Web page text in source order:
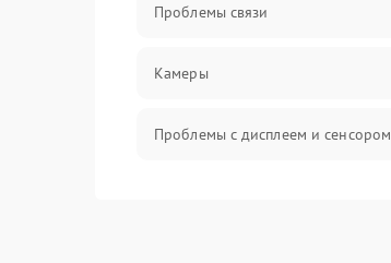
Проблемы связи
Камеры
Проблемы с дисплеем и сенсором